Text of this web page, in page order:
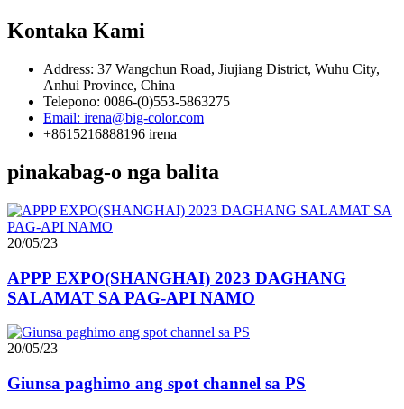
Kontaka Kami
Address: 37 Wangchun Road, Jiujiang District, Wuhu City,
Anhui Province, China
Telepono: 0086-(0)553-5863275
Email: irena@big-color.com
+8615216888196 irena
pinakabag-o nga balita
20/05/23
APPP EXPO(SHANGHAI) 2023 DAGHANG
SALAMAT SA PAG-API NAMO
20/05/23
Giunsa paghimo ang spot channel sa PS